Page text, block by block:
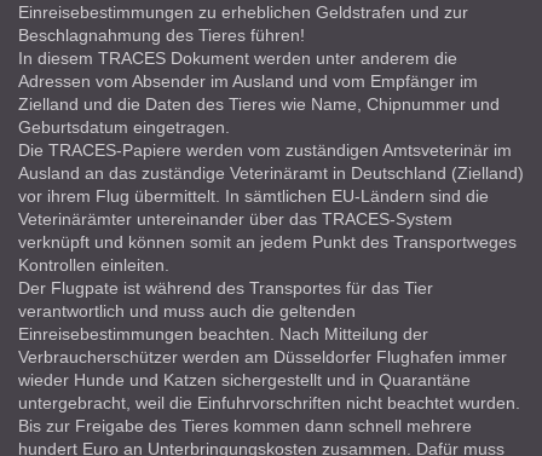
Einreisebestimmungen zu erheblichen Geldstrafen und zur
Beschlagnahmung des Tieres führen!
In diesem TRACES Dokument werden unter anderem die
Adressen vom Absender im Ausland und vom Empfänger im
Zielland und die Daten des Tieres wie Name, Chipnummer und
Geburtsdatum eingetragen.
Die TRACES-Papiere werden vom zuständigen Amtsveterinär im
Ausland an das zuständige Veterinäramt in Deutschland (Zielland)
vor ihrem Flug übermittelt. In sämtlichen EU-Ländern sind die
Veterinärämter untereinander über das TRACES-System
verknüpft und können somit an jedem Punkt des Transportweges
Kontrollen einleiten.
Der Flugpate ist während des Transportes für das Tier
verantwortlich und muss auch die geltenden
Einreisebestimmungen beachten. Nach Mitteilung der
Verbraucherschützer werden am Düsseldorfer Flughafen immer
wieder Hunde und Katzen sichergestellt und in Quarantäne
untergebracht, weil die Einfuhrvorschriften nicht beachtet wurden.
Bis zur Freigabe des Tieres kommen dann schnell mehrere
hundert Euro an Unterbringungskosten zusammen. Dafür muss